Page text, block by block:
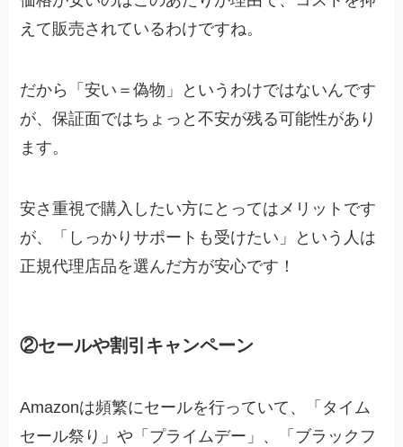
えて販売されているわけですね。
だから「安い＝偽物」というわけではないんです
が、保証面ではちょっと不安が残る可能性があり
ます。
安さ重視で購入したい方にとってはメリットです
が、「しっかりサポートも受けたい」という人は
正規代理店品を選んだ方が安心です！
②セールや割引キャンペーン
Amazonは頻繁にセールを行っていて、「タイム
セール祭り」や「プライムデー」、「ブラックフ